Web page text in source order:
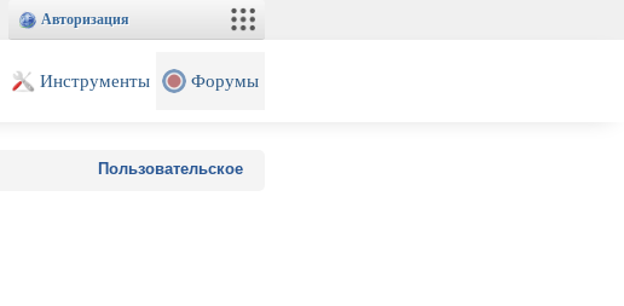
Авторизация
Инструменты Форумы
Пользовательское